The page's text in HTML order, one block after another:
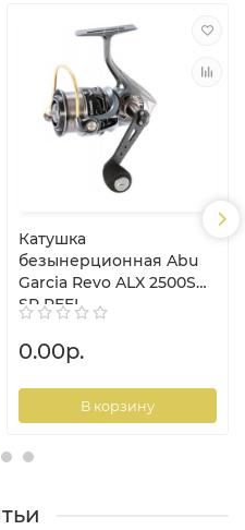
Катушка
безынерционная Abu
Garcia Revo ALX 2500S
SP REEL
0.00р.
В корзину